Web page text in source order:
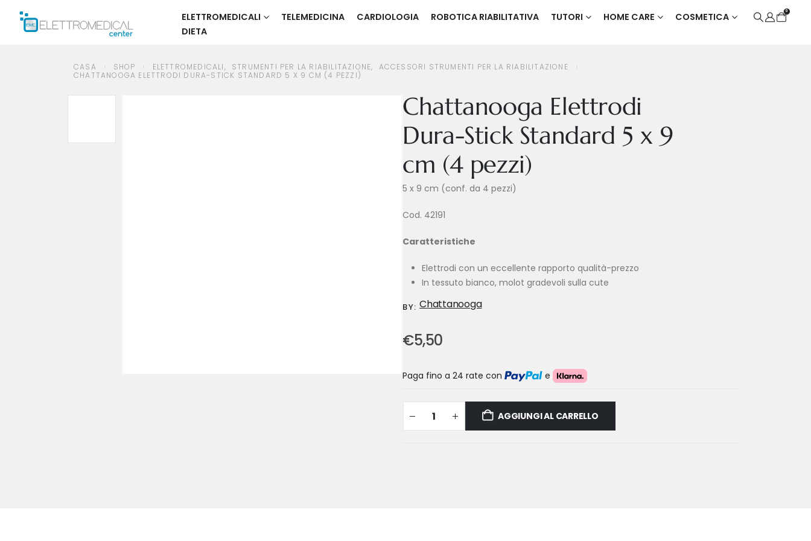
ELETTROMEDICALI TELEMEDICINA CARDIOLOGIA ROBOTICA RIABILITATIVA TUTORI HOME CARE
COSMETICA
DIETA
0
CASA SHOP ELETTROMEDICALI, STRUMENTI PER LA RIABILITAZIONE,
ACCESSORI STRUMENTI PER LA RIABILITAZIONE
CHATTANOOGA ELETTRODI DURA-STICK STANDARD 5 X 9 CM (4 PEZZI)
Chattanooga Elettrodi
Dura-Stick Standard 5 x 9
cm (4 pezzi)
5 x 9 cm (conf. da 4 pezzi)
Cod. 42191
Caratteristiche
Elettrodi con un eccellente rapporto qualità-prezzo
In tessuto bianco, molot gradevoli sulla cute
BY: Chattanooga
€5,50
Paga fino a 24 rate con e
AGGIUNGI AL CARRELLO